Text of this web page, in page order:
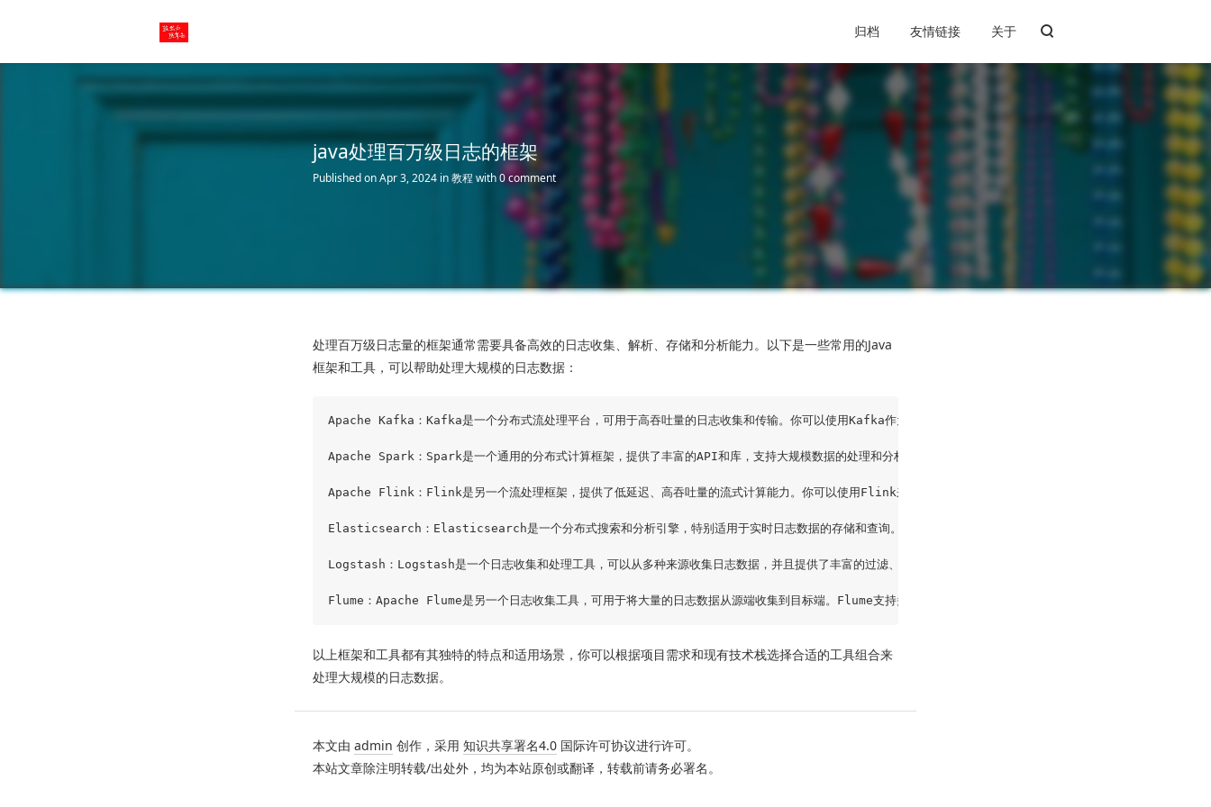
归档 友情链接 关于
java处理百万级日志的框架
Published on Apr 3, 2024 in教程 with0 comment
处理百万级日志量的框架通常需要具备高效的日志收集、解析、存储和分析能力。以下是一些常用的Java
框架和工具，可以帮助处理大规模的日志数据：
Apache Kafka：Kafka是一个分布式流处理平台，可用于高吞吐量的日志收集和传输。你可以使用Kafka作为日志的缓冲层，将日志发送到Kafka集群，然后进行后续
Apache Spark：Spark是一个通用的分布式计算框架，提供了丰富的API和库，支持大规模数据的处理和分析。你可以使用Spark Streaming模块实时处理流式日志
Apache Flink：Flink是另一个流处理框架，提供了低延迟、高吞吐量的流式计算能力。你可以使用Flink来处理实时日志数据，并且可以与其他存储系统集成，如
Elasticsearch：Elasticsearch是一个分布式搜索和分析引擎，特别适用于实时日志数据的存储和查询。你可以将日志数据索引到Elasticsearch中，然后使用
Logstash：Logstash是一个日志收集和处理工具，可以从多种来源收集日志数据，并且提供了丰富的过滤、转换和输出插件。你可以使用Logstash来收集、解析和转
以上框架和工具都有其独特的特点和适用场景，你可以根据项目需求和现有技术栈选择合适的工具组合来
处理大规模的日志数据。
本文由 admin 创作，采用 知识共享署名4.0 国际许可协议进行许可。
本站文章除注明转载/出处外，均为本站原创或翻译，转载前请务必署名。